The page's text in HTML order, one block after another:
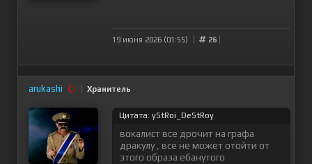
19 июня 2026 (01:55) 26
arukashi Хранитель
Цитата: yStRoi_DeStRoy
вокалист все дрочит на графа
дракулу , все не может отойти от
этого образа ебанутого